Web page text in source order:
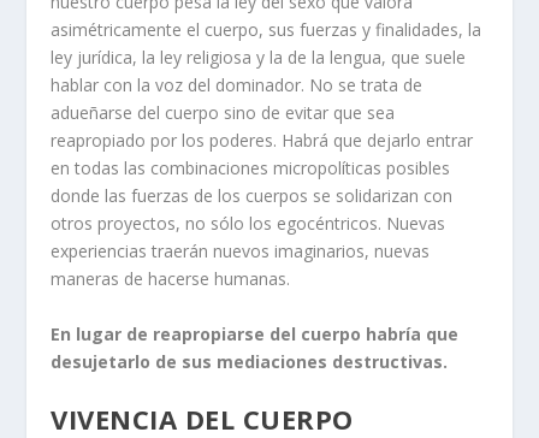
asimétricamente el cuerpo, sus fuerzas y finalidades, la
ley jurídica, la ley religiosa y la de la lengua, que suele
hablar con la voz del dominador. No se trata de
adueñarse del cuerpo sino de evitar que sea
reapropiado por los poderes. Habrá que dejarlo entrar
en todas las combinaciones micropolíticas posibles
donde las fuerzas de los cuerpos se solidarizan con
otros proyectos, no sólo los egocéntricos. Nuevas
experiencias traerán nuevos imaginarios, nuevas
maneras de hacerse humanas.
En lugar de reapropiarse del cuerpo habría que
desujetarlo de sus mediaciones destructivas.
VIVENCIA DEL CUERPO